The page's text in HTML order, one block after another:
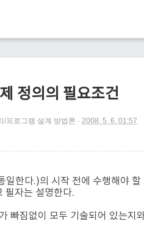
정의의 필요조건
/프로그램 설계 방법론 2008. 5. 6. 01:57
한다.)의 시작 전에 수행해야 할
필자는 설명한다.
빠짐없이 모두 기술되어 있는지